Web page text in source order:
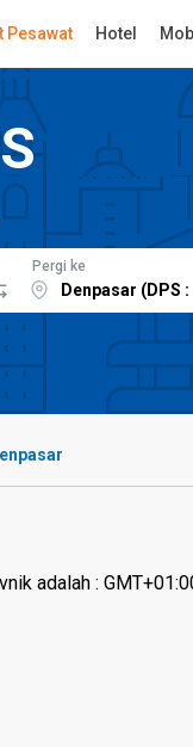
Pesawat Hotel
Pergi ke
adalah :